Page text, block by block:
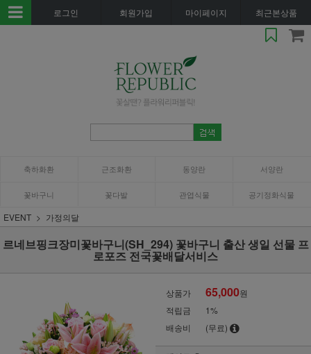
로그인 회원가입 마이페이지 최근본상품
축하화환 근조화환 동양란 서양란
꽃바구니 꽃다발 관엽식물 공기정화식물
EVENT 가정의달
르네브핑크장미꽃바구니(SH_294) 꽃바구니 출산 생일 선물 프
로포즈 전국꽃배달서비스
상품가 65,000원
적립금
1%
배송비
(무료)